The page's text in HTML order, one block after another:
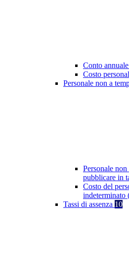
Conto
Costo
Personale non a
Personale
pubblicare in
Costo del
indeterminato
Tassi di assenza 10